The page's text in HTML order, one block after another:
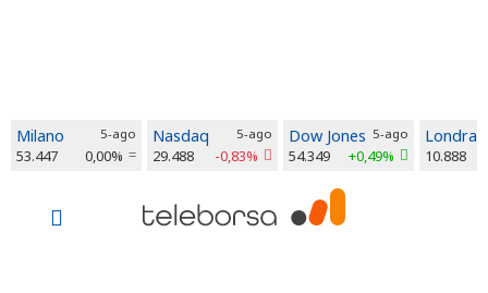
Milano 5-ago
53.447 0,00%
Nasdaq 5-ago
29.488 -0,83%
Dow Jones 5-ago
54.349 +0,49%
Londra
10.888